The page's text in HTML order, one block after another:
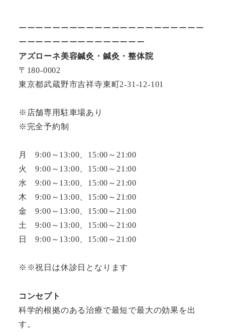
ーーーーーーーーーーーーーーーーーーーーーー
ーーーーーーーーーーーーーーー
アズローネ美容鍼灸・鍼灸・整体院
〒180-0002
東京都武蔵野市吉祥寺東町2-31-12-101
※店舗専用駐車場あり
※完全予約制
月 9:00～13:00、15:00～21:00
火 9:00～13:00、15:00～21:00
水 9:00～13:00、15:00～21:00
木 9:00～13:00、15:00～21:00
金 9:00～13:00、15:00～21:00
土 9:00～13:00、15:00～21:00
日 9:00～13:00、15:00～21:00
※※祝日は休診日となります
コンセプト
科学的根拠のある治療で最短で最大の効果を出
す。